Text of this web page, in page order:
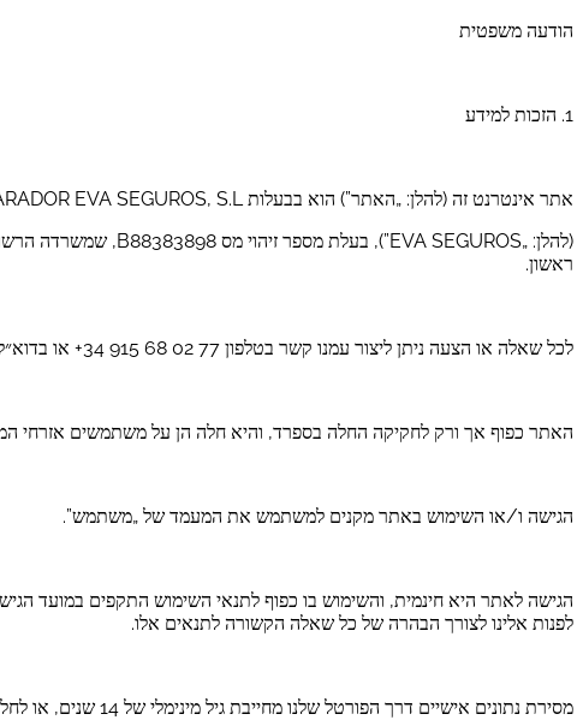
הודעה משפטית
1. הזכות למידע
אתר אינטרנט זה (להלן: „האתר”) הוא בבעלות COMPARADOR EVA SEGUROS, S.L.
ראשון.
לכל שאלה או הצעה ניתן ליצור עמנו קשר בטלפון ‎+34 915 68 02 77‎ או בדוא״ל: [administracion@evaseguros.es](mailto:administracion@evaseguros.es).
האתר כפוף אך ורק לחקיקה החלה בספרד, והיא חלה הן על משתמשים אזרחי
הגישה ו/או השימוש באתר מקנים למשתמש את המעמד של „משתמש”.
הגישה לאתר היא חינמית, והשימוש בו כפוף לתנאי השימוש התקפים במועד
לפנות אלינו לצורך הבהרה של כל שאלה הקשורה לתנאים אלו.
מסירת נתונים אישיים דרך הפורטל שלנו מחייבת גיל מינימלי של 14 שנים, או לחלופין, כשרות משפטית מספקת להתקשרות חוזית.